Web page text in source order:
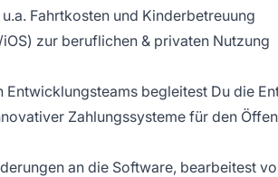
Fahrtkosten und Kinderbetreuung
zur beruflichen & privaten Nutzung
Entwicklungsteams begleitest Du die
Zahlungssysteme für den
an die Software, bearbeitest